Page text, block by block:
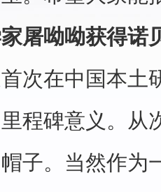
屠呦呦获得诺
次在中国本土
程碑意义。从
子。当然作为